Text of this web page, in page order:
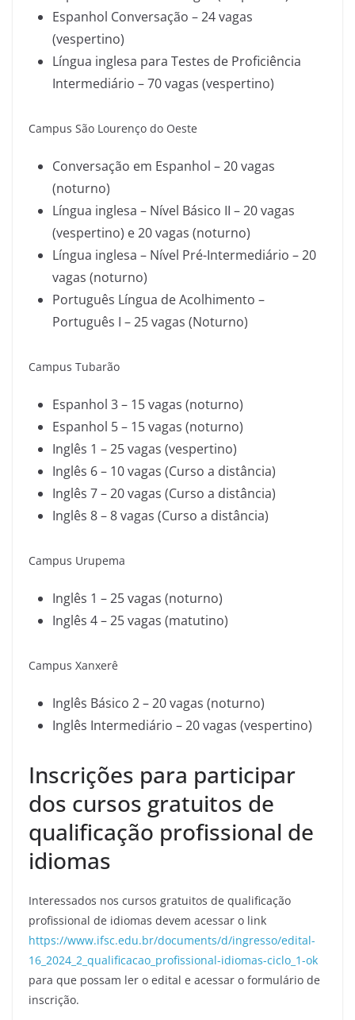
Espanhol Conversação – 24 vagas
(vespertino)
Língua inglesa para Testes de Proficiência
Intermediário – 70 vagas (vespertino)
Campus São Lourenço do Oeste
Conversação em Espanhol – 20 vagas
(noturno)
Língua inglesa – Nível Básico II – 20 vagas
(vespertino) e 20 vagas (noturno)
Língua inglesa – Nível Pré-Intermediário – 20
vagas (noturno)
Português Língua de Acolhimento –
Português I – 25 vagas (Noturno)
Campus Tubarão
Espanhol 3 – 15 vagas (noturno)
Espanhol 5 – 15 vagas (noturno)
Inglês 1 – 25 vagas (vespertino)
Inglês 6 – 10 vagas (Curso a distância)
Inglês 7 – 20 vagas (Curso a distância)
Inglês 8 – 8 vagas (Curso a distância)
Campus Urupema
Inglês 1 – 25 vagas (noturno)
Inglês 4 – 25 vagas (matutino)
Campus Xanxerê
Inglês Básico 2 – 20 vagas (noturno)
Inglês Intermediário – 20 vagas (vespertino)
Inscrições para participar
dos cursos gratuitos de
qualificação profissional de
idiomas
Interessados nos cursos gratuitos de qualificação
profissional de idiomas devem acessar o link
https://www.ifsc.edu.br/documents/d/ingresso/edital-
16_2024_2_qualificacao_profissional-idiomas-ciclo_1-ok
para que possam ler o edital e acessar o formulário de
inscrição.